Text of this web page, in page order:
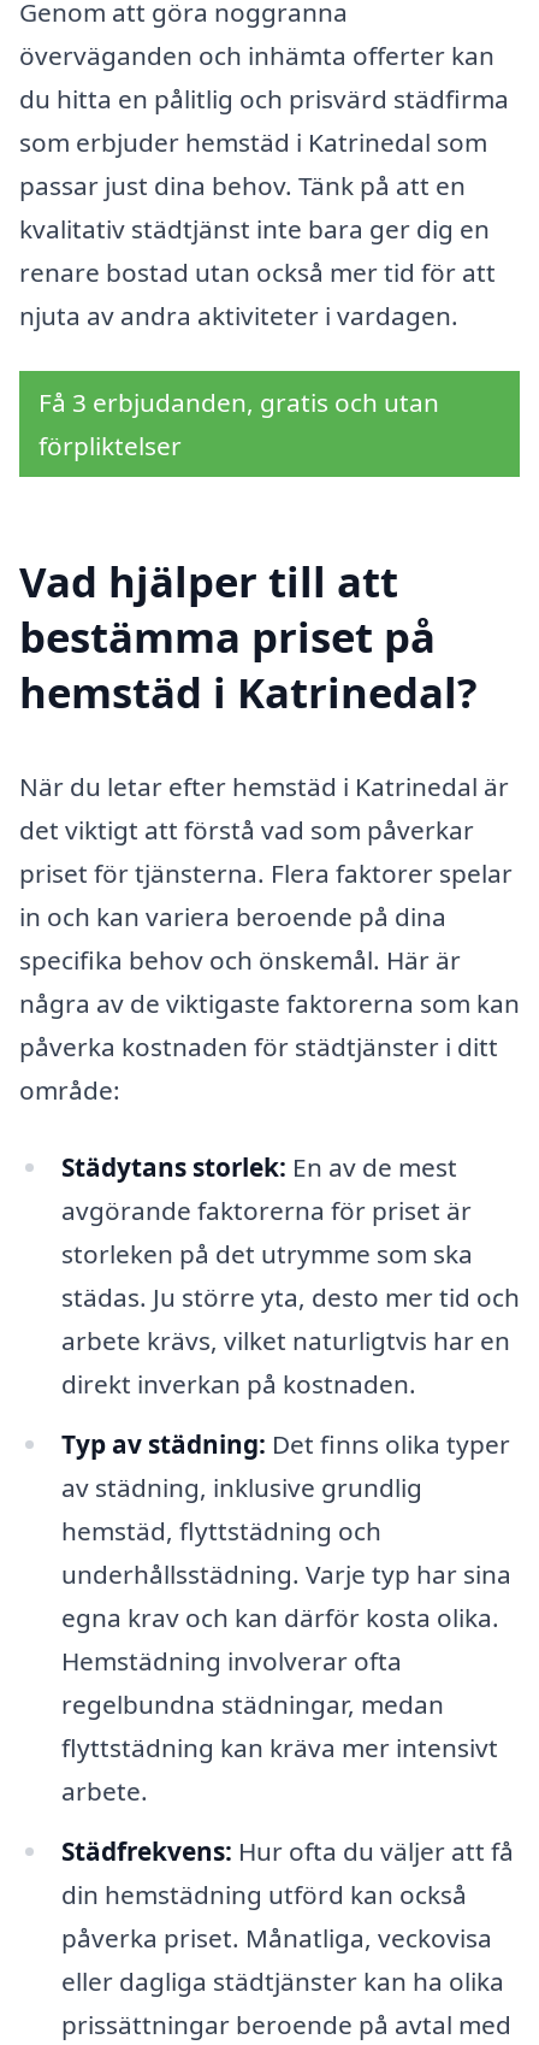
Genom att göra noggranna
överväganden och inhämta offerter kan
du hitta en pålitlig och prisvärd städfirma
som erbjuder hemstäd i Katrinedal som
passar just dina behov. Tänk på att en
kvalitativ städtjänst inte bara ger dig en
renare bostad utan också mer tid för att
njuta av andra aktiviteter i vardagen.
Få 3 erbjudanden, gratis och utan
förpliktelser
Vad hjälper till att
bestämma priset på
hemstäd i Katrinedal?
När du letar efter hemstäd i Katrinedal är
det viktigt att förstå vad som påverkar
priset för tjänsterna. Flera faktorer spelar
in och kan variera beroende på dina
specifika behov och önskemål. Här är
några av de viktigaste faktorerna som kan
påverka kostnaden för städtjänster i ditt
område:
Städytans storlek: En av de mest
avgörande faktorerna för priset är
storleken på det utrymme som ska
städas. Ju större yta, desto mer tid och
arbete krävs, vilket naturligtvis har en
direkt inverkan på kostnaden.
Typ av städning: Det finns olika typer
av städning, inklusive grundlig
hemstäd, flyttstädning och
underhållsstädning. Varje typ har sina
egna krav och kan därför kosta olika.
Hemstädning involverar ofta
regelbundna städningar, medan
flyttstädning kan kräva mer intensivt
arbete.
Städfrekvens: Hur ofta du väljer att få
din hemstädning utförd kan också
påverka priset. Månatliga, veckovisa
eller dagliga städtjänster kan ha olika
prissättningar beroende på avtal med